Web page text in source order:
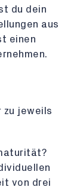
du dein
aus
einen
zu jeweils
von drei